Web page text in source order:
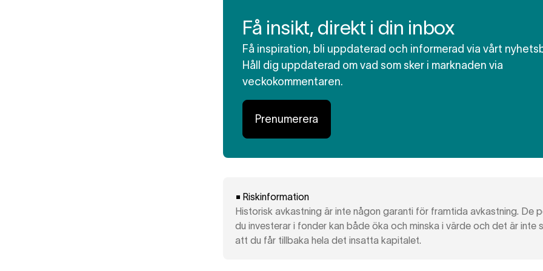
Få insikt, direkt i din inbox
Få inspiration, bli uppdaterad och informerad via vårt
Håll dig uppdaterad om vad som sker i marknaden via
veckokommentaren.
Prenumerera
Riskinformation
Historisk avkastning är inte någon garanti för framtida avkastning. De
du investerar i fonder kan både öka och minska i värde och det är inte
att du får tillbaka hela det insatta kapitalet.